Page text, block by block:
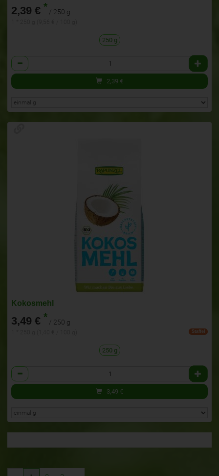
2,39 € * / 250 g
250 g
Anzahl
2,39 €
Kokosmehl
3,49 € * / 250 g
Staffel
250 g
Anzahl
3,49 €